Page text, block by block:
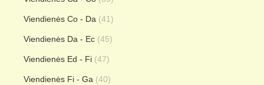
Viendienės Co - Da (41)
Viendienės Da - Ec (45)
Viendienės Ed - Fi (47)
Viendienės Fi - Ga (40)